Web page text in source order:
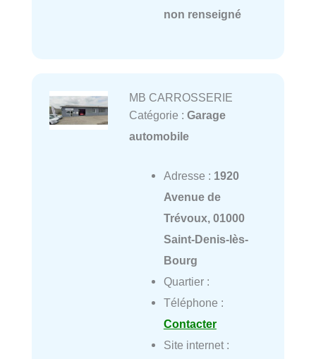
non renseigné
MB CARROSSERIE
Catégorie : Garage
automobile
Adresse : 1920
Avenue de
Trévoux, 01000
Saint-Denis-lès-
Bourg
Quartier :
Téléphone :
Contacter
Site internet :